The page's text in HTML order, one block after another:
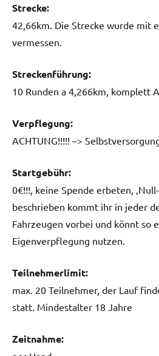
Strecke:
42,66km. Die Strecke wurde mit
vermessen.
Streckenführung:
10 Runden a 4,266km, komplett
Verpflegung:
ACHTUNG!!!!! –>
Startgebühr:
0€!!!, keine Spende erbeten,
beschrieben kommt ihr in jeder
Fahrzeugen vorbei und könnt so
Eigenverpflegung nutzen.
Teilnehmerlimit:
max. 20 Teilnehmer, der Lauf
statt. Mindestalter 18 Jahre
Zeitnahme: